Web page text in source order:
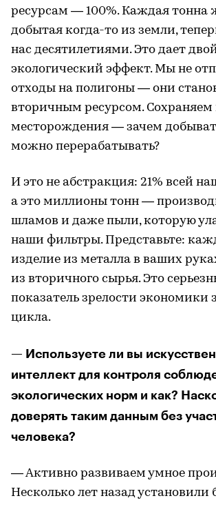
ресурсам — 100%. Каждая тонна
добытая когда-то из земли,
нас десятилетиями. Это дает
экологический эффект. Мы не
отходы на полигоны — они
вторичным ресурсом.
месторождения — зачем
можно перерабатывать?
И это не абстракция: 21% всей
а это миллионы тонн —
шламов и даже пыли, которую
наши фильтры. Представьте:
изделие из металла в ваших
из вторичного сырья. Это
показатель зрелости экономики
цикла.
— Используете ли вы
интеллект для контроля
экологических норм и как?
доверять таким данным без
человека?
― Активно развиваем умное
Несколько лет назад установили